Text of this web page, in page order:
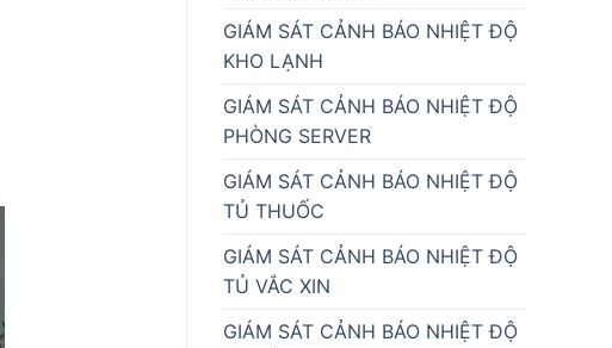
GIÁM SÁT CẢNH BÁO NHIỆT ĐỘ
KHO LẠNH
GIÁM SÁT CẢNH BÁO NHIỆT ĐỘ
PHÒNG SERVER
GIÁM SÁT CẢNH BÁO NHIỆT ĐỘ
TỦ THUỐC
GIÁM SÁT CẢNH BÁO NHIỆT ĐỘ
TỦ VẮC XIN
GIÁM SÁT CẢNH BÁO NHIỆT ĐỘ